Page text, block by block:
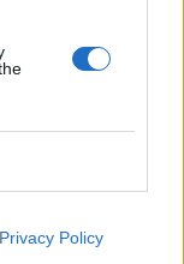
Privacy Policy